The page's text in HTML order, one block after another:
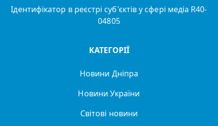
Ідентифікатор в реєстрі суб'єктів у сфері медіа R40-
04805
КАТЕГОРІЇ
Новини Дніпра
Новини України
Світові новини